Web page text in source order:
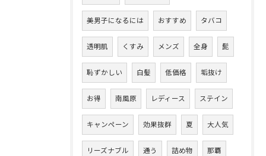
美男子になるには おすすめ タバコ
透明肌 くすみ メンズ 全身 髭
恥ずかしい 白髪 低価格 垢抜け
お得 南風原 レディース ステイン
キャンペーン 効果抜群 夏 大人気
リーズナブル 通う 詰め物 那覇